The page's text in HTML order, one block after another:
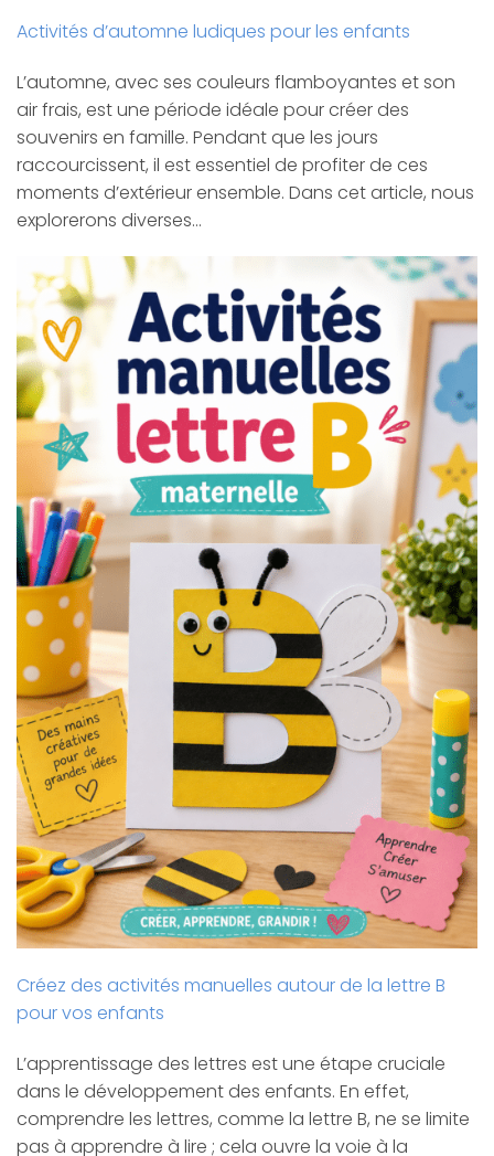
Activités d’automne ludiques pour les enfants
L’automne, avec ses couleurs flamboyantes et son
air frais, est une période idéale pour créer des
souvenirs en famille. Pendant que les jours
raccourcissent, il est essentiel de profiter de ces
moments d’extérieur ensemble. Dans cet article, nous
explorerons diverses…
Créez des activités manuelles autour de la lettre B
pour vos enfants
L’apprentissage des lettres est une étape cruciale
dans le développement des enfants. En effet,
comprendre les lettres, comme la lettre B, ne se limite
pas à apprendre à lire ; cela ouvre la voie à la